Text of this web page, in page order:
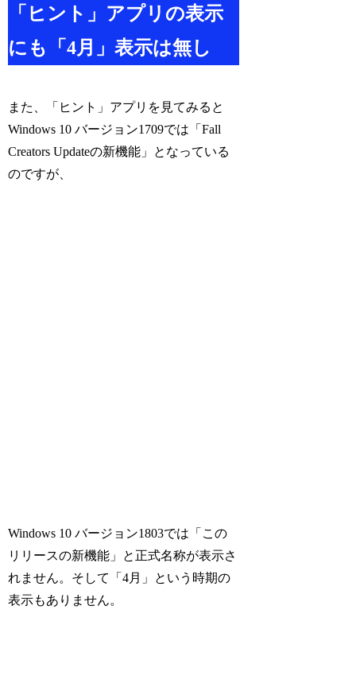
「ヒント」アプリの表示
にも「4月」表示は無し
また、「ヒント」アプリを見てみると
Windows 10 バージョン1709では「Fall
Creators Updateの新機能」となっている
のですが、
Windows 10 バージョン1803では「この
リリースの新機能」と正式名称が表示さ
れません。そして「4月」という時期の
表示もありません。